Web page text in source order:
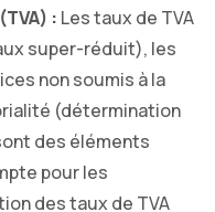
: Les taux de TVA
super-réduit), les
non soumis à la
(détermination
des éléments
pour les
des taux de TVA